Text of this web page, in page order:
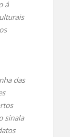
á
das
sinala